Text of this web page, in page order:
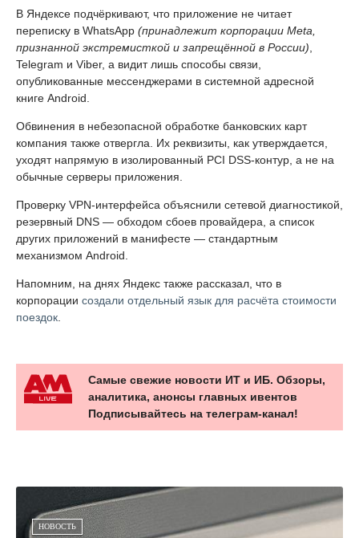
В Яндексе подчёркивают, что приложение не читает
переписку в WhatsApp (принадлежит корпорации Meta,
признанной экстремисткой и запрещённой в России),
Telegram и Viber, а видит лишь способы связи,
опубликованные мессенджерами в системной адресной
книге Android.
Обвинения в небезопасной обработке банковских карт
компания также отвергла. Их реквизиты, как утверждается,
уходят напрямую в изолированный PCI DSS-контур, а не на
обычные серверы приложения.
Проверку VPN-интерфейса объяснили сетевой диагностикой,
резервный DNS — обходом сбоев провайдера, а список
других приложений в манифесте — стандартным
механизмом Android.
Напомним, на днях Яндекс также рассказал, что в
корпорации создали отдельный язык для расчёта стоимости
поездок.
Самые свежие новости ИТ и ИБ. Обзоры,
аналитика, анонсы главных ивентов
Подписывайтесь на телеграм-канал!
НОВОСТЬ